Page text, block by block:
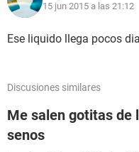
15 jun 2015 a las 21:12
Ese liquido llega pocos
Discusiones similares
Me salen gotitas de
senos